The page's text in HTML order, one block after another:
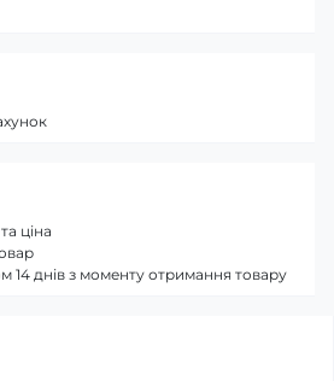
ціна
14 днів з моменту отримання товару